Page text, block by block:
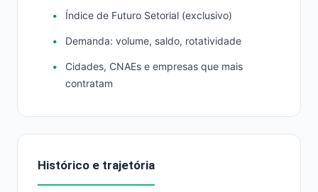
Índice de Futuro Setorial (exclusivo)
Demanda: volume, saldo, rotatividade
Cidades, CNAEs e empresas que mais
contratam
Histórico e trajetória